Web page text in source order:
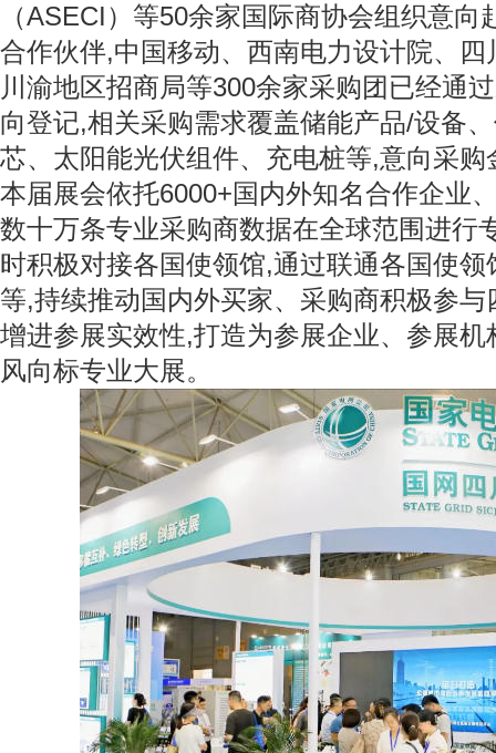
（ASECI）等50余家国际商协会组织意
合作伙伴,中国移动、西南电力设计院、
川渝地区招商局等300余家采购团已经通
向登记,相关采购需求覆盖储能产品/设备
芯、太阳能光伏组件、充电桩等,意向采
本届展会依托6000+国内外知名合作企业
数十万条专业采购商数据在全球范围进行
时积极对接各国使领馆,通过联通各国使
等,持续推动国内外买家、采购商积极参
增进参展实效性,打造为参展企业、参展
风向标专业大展。